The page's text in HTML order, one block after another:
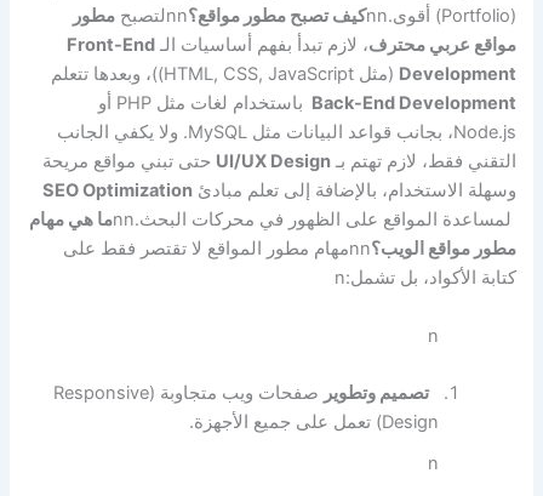
(Portfolio) أقوى.
nnكيف تصبح مطور مواقع؟nnلتصبحمطور
مواقع عربي محترف، لازم تبدأ بفهم أساسيات الـ Front-End
Development (مثل HTML, CSS, JavaScript))، وبعدها تتعلم
Back-End Development
باستخدام لغات مثل PHP أو
Node.js، بجانب قواعد البيانات مثل MySQL.
ولا يكفي الجانب
التقني فقط، لازم تهتم بـUI/UX Design حتى تبني مواقع مريحة
وسهلة الاستخدام، بالإضافة إلى تعلم مبادئSEO Optimization
لمساعدة المواقع على الظهور في محركات البحث.nnما هي مهام
مطور مواقع الويب؟nnمهام مطور المواقع لا تقتصر فقط على
كتابة الأكواد، بل تشمل:n
n
تصميم وتطوير
صفحات ويب متجاوبة (Responsive
Design) تعمل على جميع الأجهزة.
n